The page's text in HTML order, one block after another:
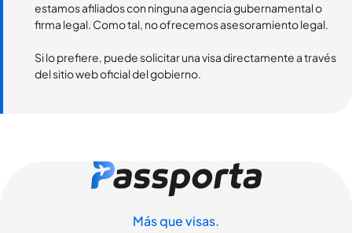
estamos afiliados con ninguna agencia gubernamental o
firma legal. Como tal, no ofrecemos asesoramiento legal.
Si lo prefiere, puede solicitar una visa directamente a través
del sitio web oficial del gobierno.
Más que visas.